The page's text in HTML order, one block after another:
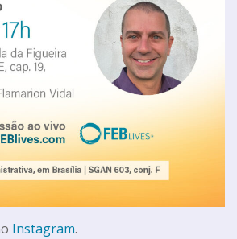
Instagram.